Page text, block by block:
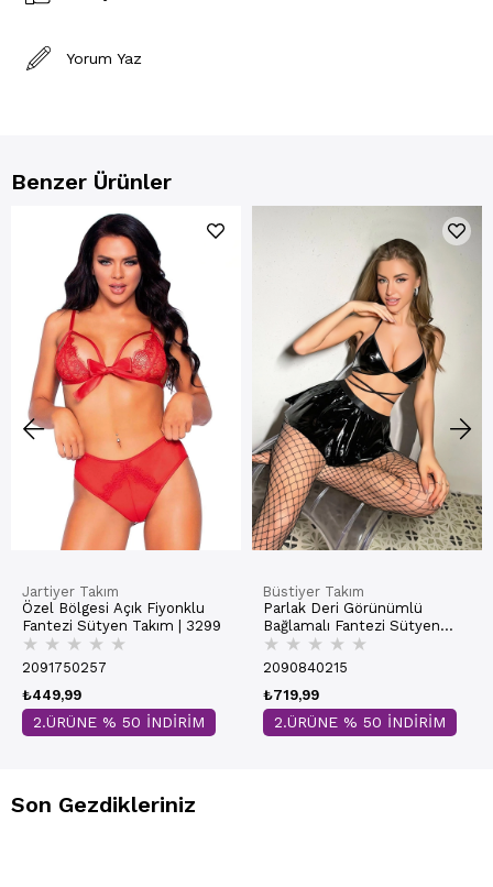
Yorum Yaz
Benzer Ürünler
Jartiyer Takım
Özel Bölgesi Açık Fiyonklu
Fantezi Sütyen Takım | 3299
★ ★ ★ ★ ★
2091750257
₺449,99
2.ÜRÜNE % 50 İNDİRİM
Büstiyer Takım
Parlak Deri Görünümlü
Bağlamalı Fantezi Sütyen
Takım | Siyah 3822
★ ★ ★ ★ ★
2090840215
₺719,99
2.ÜRÜNE % 50 İNDİRİM
Son Gezdikleriniz